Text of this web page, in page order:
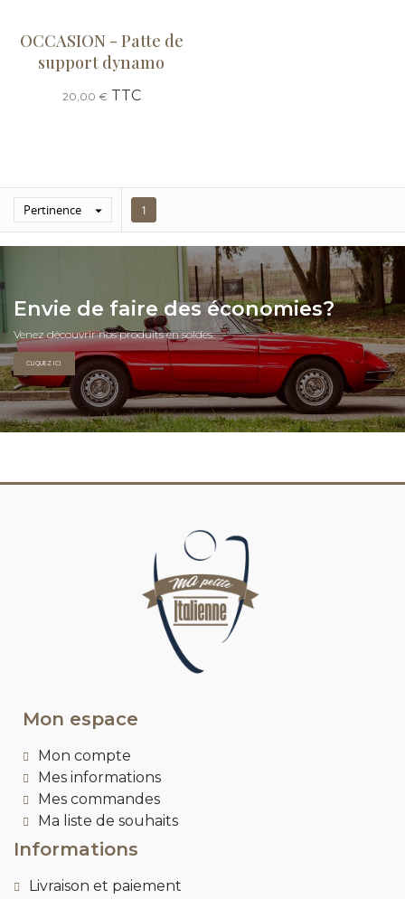
OCCASION - Patte de
support dynamo
20,00 €TTC
Pertinence  1
Envie de faire des économies?
Venez découvrir nos produits en soldes.
CLIQUEZ ICI
Mon espace
Mon compte
Mes informations
Mes commandes
Ma liste de souhaits
Informations
Livraison et paiement